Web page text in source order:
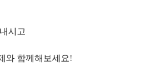
시고
와 함께해보세요!